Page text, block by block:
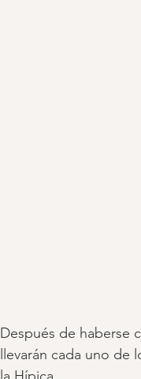
Después de haberse
llevarán cada uno